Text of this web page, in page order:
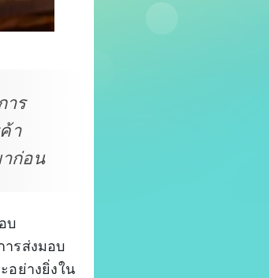
าร
า
ก่อน
บ
รส่งมอบ
อย่างยิ่งใน